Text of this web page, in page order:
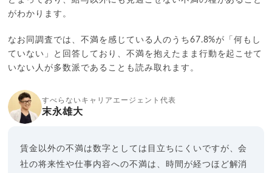
がわかります。
なお同調査では、不満を感じている人のうち67.8%が「何もし
ていない」と回答しており、不満を抱えたまま行動を起こせて
いない人が多数派であることも読み取れます。
すべらないキャリアエージェント代表
末永雄大
賃金以外の不満は数字としては目立ちにくいですが、会
社の将来性や仕事内容への不満は、時間が経つほど解消